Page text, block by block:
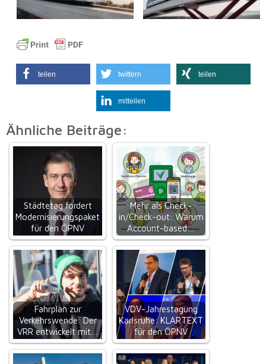
teilen twittern teilen
mitteilen
Ähnliche Beiträge:
Städtetag fordert
Modernisierungspaket
für den ÖPNV
Mehr als Check-
in/Check-out: Warum
Account-based…
Fahrplan zur
Verkehrswende: Der
VRR entwickelt mit…
VDV-Jahrestagung
Karlsruhe: KLARTEXT
für den ÖPNV